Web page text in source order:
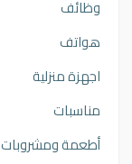
وظائف
هواتف
اجهزة منزلية
مناسبات
أطعمة ومشروبات